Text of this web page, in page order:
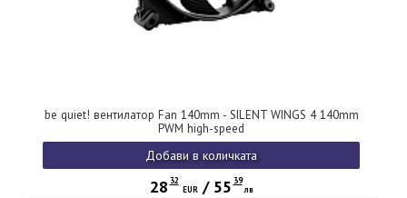
be quiet! вентилатор Fan 140mm - SILENT WINGS 4 140mm
PWM high-speed
Добави в количката
28 32
EUR/ 55 39
лв